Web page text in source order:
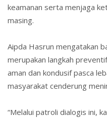
keamanan serta menjaga
masing.
Aipda Hasrun mengatakan
merupakan langkah
aman dan kondusif pasca
masyarakat cenderung
“Melalui patroli dialogis ini,